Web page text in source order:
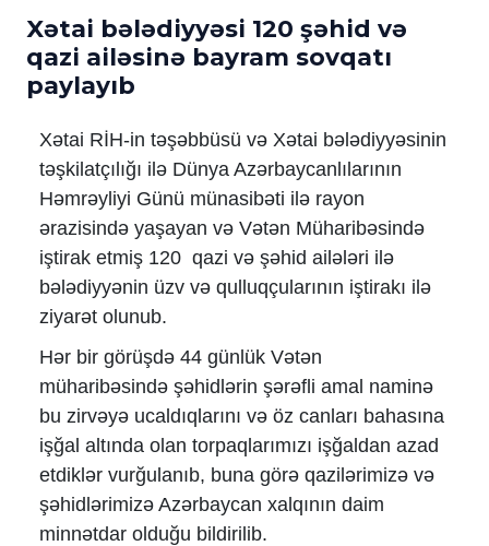
Xətai bələdiyyəsi 120 şəhid və
qazi ailəsinə bayram sovqatı
paylayıb
Xətai RİH-in təşəbbüsü və Xətai bələdiyyəsinin
təşkilatçılığı ilə Dünya Azərbaycanlılarının
Həmrəyliyi Günü münasibəti ilə rayon
ərazisində yaşayan və Vətən Müharibəsində
iştirak etmiş 120 qazi və şəhid ailələri ilə
bələdiyyənin üzv və qulluqçularının iştirakı ilə
ziyarət olunub.
Hər bir görüşdə 44 günlük Vətən
müharibəsində şəhidlərin şərəfli amal naminə
bu zirvəyə ucaldıqlarını və öz canları bahasına
işğal altında olan torpaqlarımızı işğaldan azad
etdiklər vurğulanıb, buna görə qazilərimizə və
şəhidlərimizə Azərbaycan xalqının daim
minnətdar olduğu bildirilib.